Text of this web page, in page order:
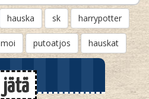
hauska sk harrypotter
moi putoatjos hauskat
jätä